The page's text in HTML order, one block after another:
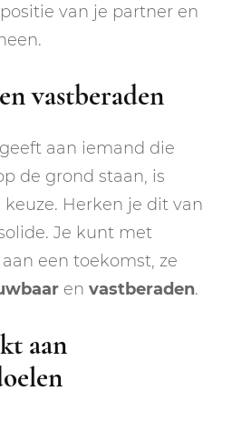
van je partner en
vastberaden
aan iemand die
de grond staan, is
Herken je dit van
Je kunt met
een toekomst, ze
en vastberaden.
aan